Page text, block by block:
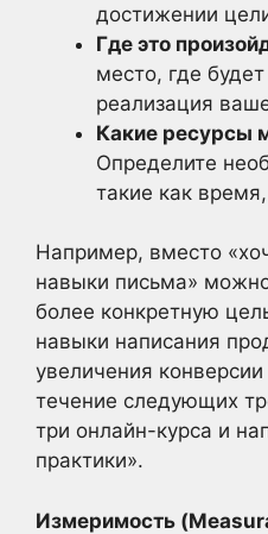
достижении
Где это
место, где
реализация
Какие ресурсы
Определите
такие как
Например, вместо
навыки письма»
более конкретную
навыки написания
увеличения
течение следующих
три онлайн-курса и
практики».
Измеримость